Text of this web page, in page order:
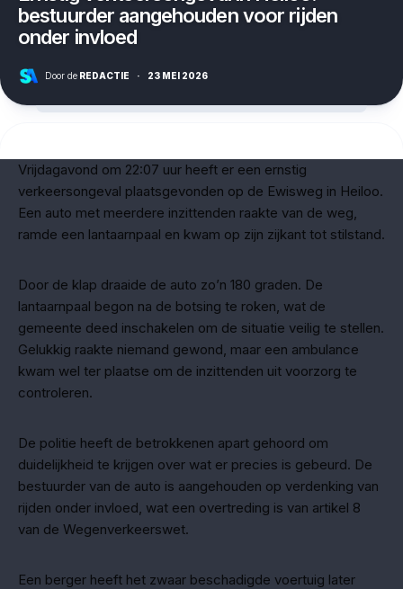
bestuurder aangehouden voor rijden
onder invloed
Door de REDACTIE · 23 MEI 2026
Vrijdagavond om 22:07 uur heeft er een ernstig
verkeersongeval plaatsgevonden op de Ewisweg in Heiloo.
Een auto met meerdere inzittenden raakte van de weg,
ramde een lantaarnpaal en kwam op zijn zijkant tot stilstand.
Door de klap draaide de auto zo’n 180 graden. De
lantaarnpaal begon na de botsing te roken, wat de
gemeente deed inschakelen om de situatie veilig te stellen.
Gelukkig raakte niemand gewond, maar een ambulance
kwam wel ter plaatse om de inzittenden uit voorzorg te
controleren.
De politie heeft de betrokkenen apart gehoord om
duidelijkheid te krijgen over wat er precies is gebeurd. De
bestuurder van de auto is aangehouden op verdenking van
rijden onder invloed, wat een overtreding is van artikel 8
van de Wegenverkeerswet.
Een berger heeft het zwaar beschadigde voertuig later